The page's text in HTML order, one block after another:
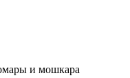
и мошкара